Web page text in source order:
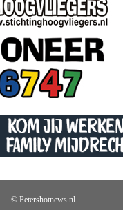
© Petershotnews.nl